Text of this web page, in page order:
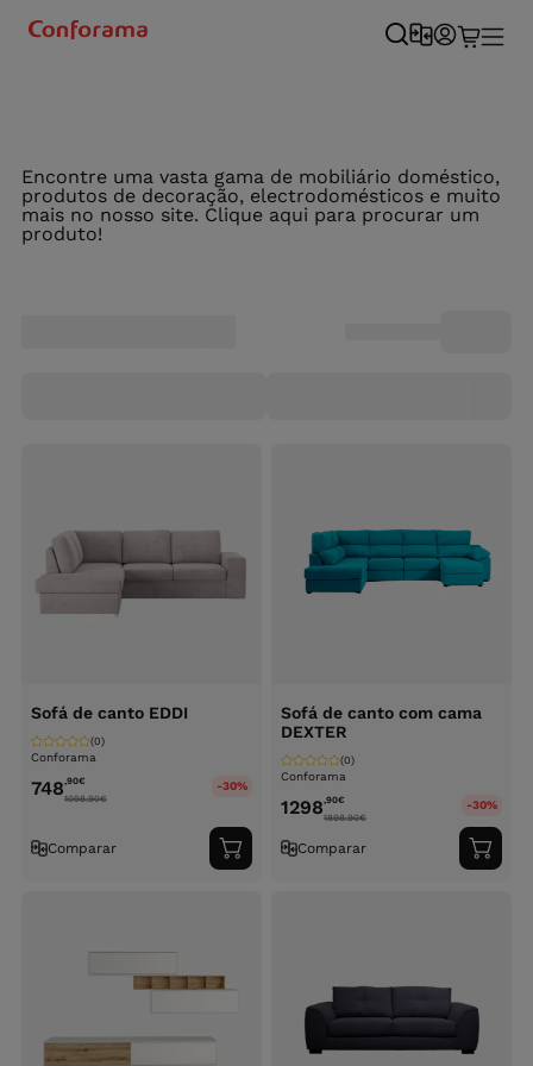
Encontre uma vasta gama de mobiliário doméstico,
produtos de decoração, electrodomésticos e muito
mais no nosso site. Clique aqui para procurar um
produto!
Sofá de canto EDDI
Conforama
(0)
748,90€
1098.90€
-30%
Comparar
Adicionar
ao
Sofá de canto com cama
DEXTER
Conforama
(0)
1298,90€
1898.90€
-30%
Comparar
ao